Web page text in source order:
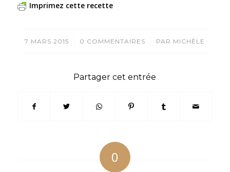
Imprimez cette recette
7 MARS 2015
/ 0 COMMENTAIRES
/ PAR MICHÈLE
Partager cet entrée
0